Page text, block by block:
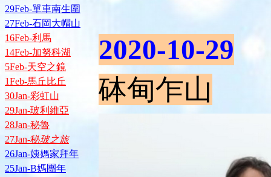
29Feb-單車南生圍
27Feb-石岡大帽山
16Feb-利馬
14Feb-加努科湖
5Feb-天空之鏡
1Feb-馬丘比丘
30Jan-彩虹山
29Jan-玻利維亞
28Jan-秘魯
27Jan-秘玻之旅
26Jan-姨媽家拜年
25Jan-B媽團年
2020-10-29
砵甸乍山